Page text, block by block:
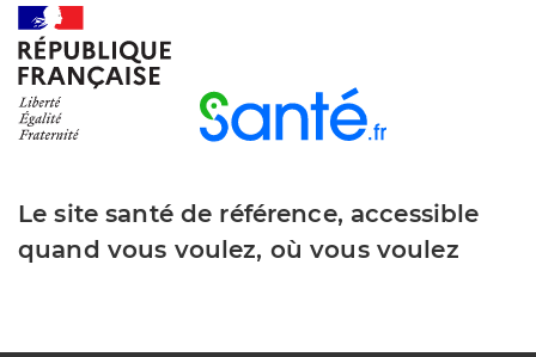
Le site santé de référence, accessible
quand vous voulez, où vous voulez